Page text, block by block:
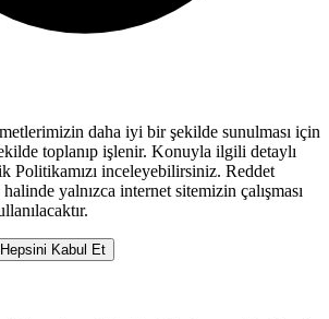
daha iyi bir şekilde sunulması için
toplanıp işlenir. Konuyla ilgili detaylı
Politikamızı inceleyebilirsiniz. Reddet
halinde yalnızca internet sitemizin çalışması
Hepsini Kabul Et